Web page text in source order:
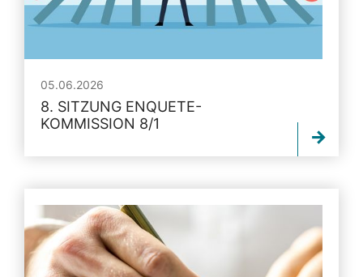
05.06.2026
8. SITZUNG ENQUETE-
KOMMISSION 8/1